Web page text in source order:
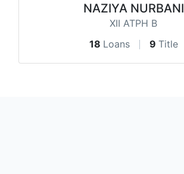
NAZIYA NURBANI
XII ATPH B
18 Loans 9 Title